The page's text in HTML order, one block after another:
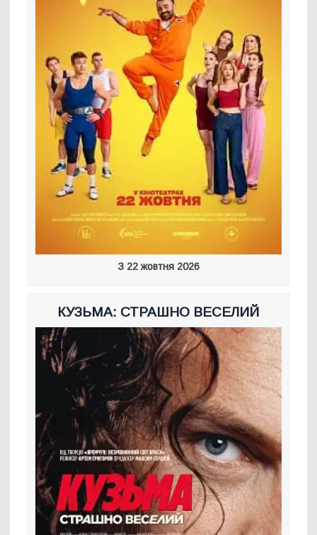
З 22 жовтня 2026
КУЗЬМА: СТРАШНО ВЕСЕЛИЙ